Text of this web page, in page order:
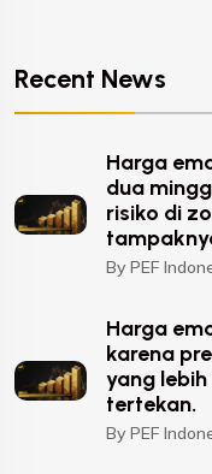
Recent News
Harga
dua
risiko di
By PEF
Harga
karena
yang
tertekan.
By PEF